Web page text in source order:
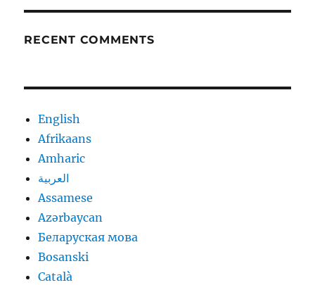
RECENT COMMENTS
English
Afrikaans
Amharic
العربية
Assamese
Azərbaycan
Беларуская мова
Bosanski
Català